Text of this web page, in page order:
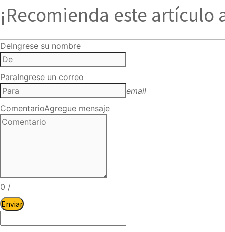
¡Recomienda este artículo
DeIngrese su nombre
ParaIngrese un correo
email
ComentarioAgregue mensaje
0 /
Enviar